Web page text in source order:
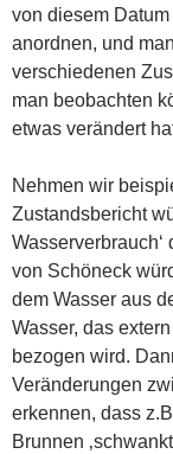
von diesem
anordnen, und
verschiedenen
man beobachten
etwas verändert
Nehmen wir
Zustandsbericht
Wasserverbrauch‘
von Schöneck
dem Wasser aus
Wasser, das
bezogen wird.
Veränderungen
erkennen, dass
Brunnen